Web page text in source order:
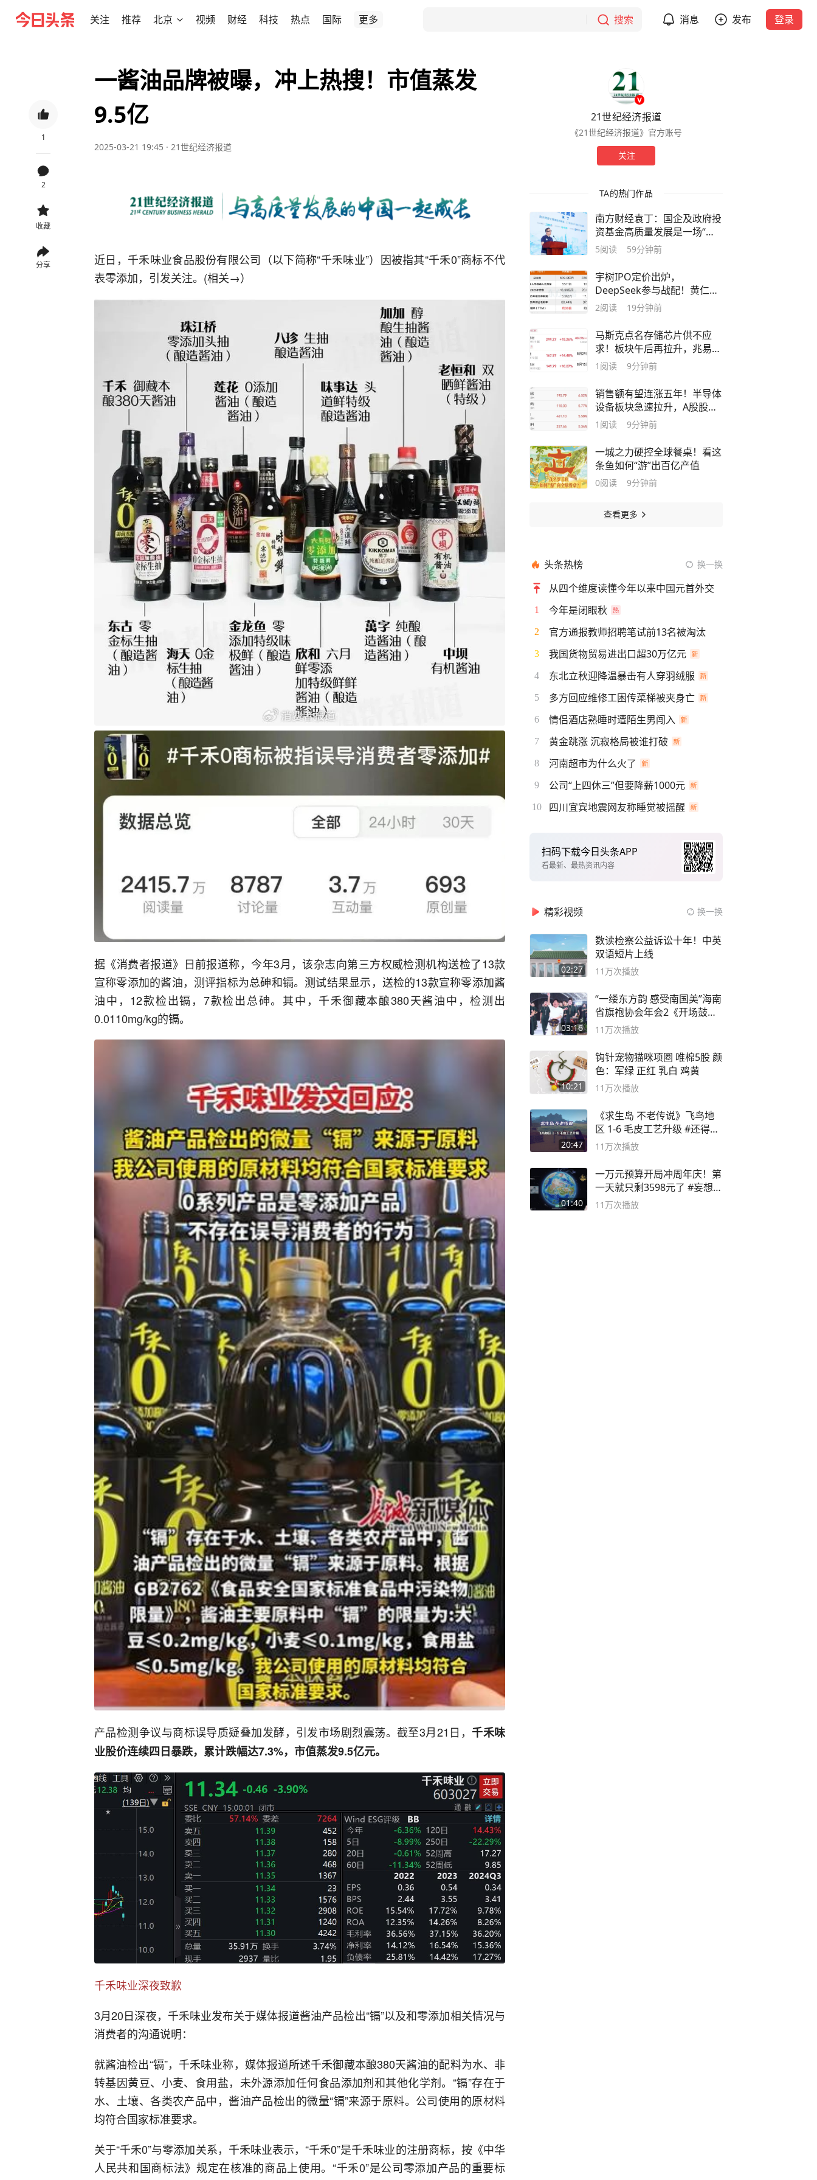
关注 推荐 北京 视频 财经 科技 热点 国际 更多 搜索 消息 发布 登录
1
2
收藏
分享
一酱油品牌被曝，冲上热搜！市值蒸发
9.5亿
2025-03-21 19:45 · 21世纪经济报道
近日，千禾味业食品股份有限公司（以下简称“千禾味业”）因被指其“千禾0”商标不代
表零添加，引发关注。(相关→）
据《消费者报道》日前报道称，今年3月，该杂志向第三方权威检测机构送检了13款
宣称零添加的酱油，测评指标为总砷和镉。测试结果显示，送检的13款宣称零添加酱
油中，12款检出镉，7款检出总砷。其中，千禾御藏本酿380天酱油中，检测出
0.0110mg/kg的镉。
产品检测争议与商标误导质疑叠加发酵，引发市场剧烈震荡。截至3月21日， 千禾味
业股价连续四日暴跌，累计跌幅达7.3%，市值蒸发9.5亿元。
千禾味业深夜致歉
3月20日深夜，千禾味业发布关于媒体报道酱油产品检出“镉”以及和零添加相关情况与
消费者的沟通说明：
就酱油检出“镉”，千禾味业称，媒体报道所述千禾御藏本酿380天酱油的配料为水、非
转基因黄豆、小麦、食用盐，未外源添加任何食品添加剂和其他化学剂。“镉”存在于
水、土壤、各类农产品中，酱油产品检出的微量“镉”来源于原料。公司使用的原材料
均符合国家标准要求。
关于“千禾0”与零添加关系，千禾味业表示，“千禾0”是千禾味业的注册商标，按《中华
人民共和国商标法》规定在核准的商品上使用。“千禾0”是公司零添加产品的重要标
21世纪经济报道
《21世纪经济报道》官方账号
关注
TA的热门作品
南方财经袁丁：国企及政府投
资基金高质量发展是一场“长
跑”
5阅读 59分钟前
宇树IPO定价出炉，
DeepSeek参与战配！黄仁
勋：AI的下一波浪潮将属于机
2阅读 19分钟前
马斯克点名存储芯片供不应
求！板块午后再拉升，兆易创
新逼近涨停
1 阅读 9分钟前
销售额有望连涨五年！半导体
设备板块急速拉升，A股股王
涨超7%
1 阅读 9分钟前
一城之力硬控全球餐桌！看这
条鱼如何“游”出百亿产值
0阅读 9分钟前
查看更多
头条热榜 换一换
从四个维度读懂今年以来中国元首外交
1 今年是闭眼秋
2 官方通报教师招聘笔试前13名被淘汰
3 我国货物贸易进出口超30万亿元
4 东北立秋迎降温暴击有人穿羽绒服
5 多方回应维修工困传菜梯被夹身亡
6 情侣酒店熟睡时遭陌生男闯入
7 黄金跳涨 沉寂格局被谁打破
8 河南超市为什么火了
9 公司“上四休三”但要降薪1000元
10 四川宜宾地震网友称睡觉被摇醒
扫码下载今日头条APP
看最新、最热资讯内容
精彩视频 换一换
02:27
数读检察公益诉讼十年！中英
双语短片上线
11万次播放
03:16
“一缕东方韵 感受南国美”海南
省旗袍协会年会2《开场鼓》
二团
11万次播放
10:21
钩针宠物猫咪项圈 唯棉5股 颜
色：军绿 正红 乳白 鸡黄
11万次播放
20:47
《求生岛 不老传说》飞鸟地
区 1-6 毛皮工艺升级 #还得是
主机大作
11万次播放
01:40
一万元预算开局冲周年庆！第
一天就只剩3598元了 #妄想山
海
11万次播放